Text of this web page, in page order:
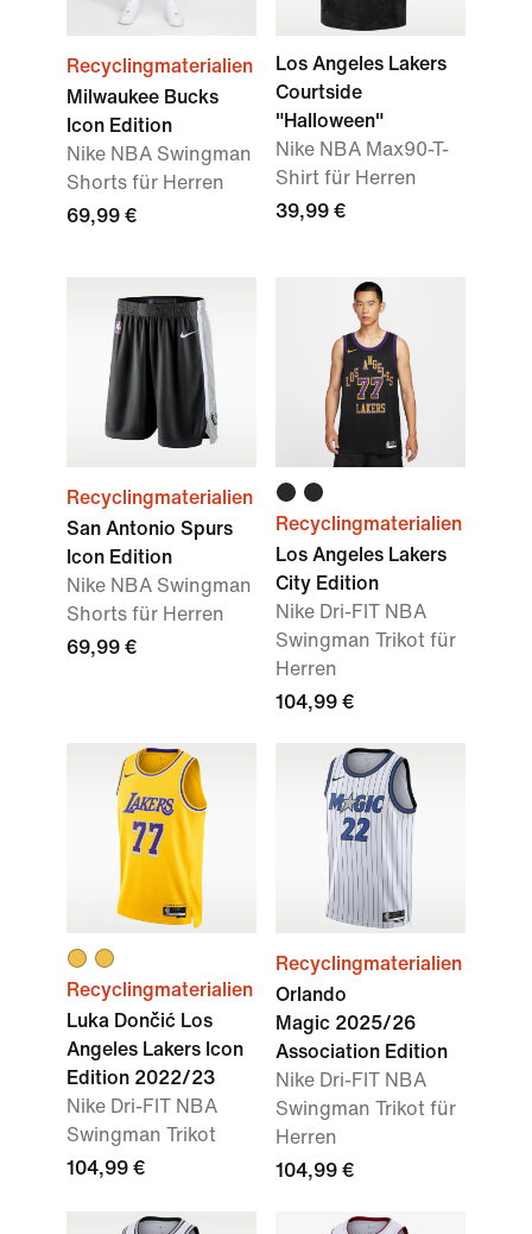
Recyclingmaterialien
Milwaukee Bucks
Icon Edition
Nike NBA Swingman
Shorts für Herren
69,99 €
Los Angeles Lakers
Courtside
"Halloween"
Nike NBA Max90-T-
Shirt für Herren
39,99 €
Recyclingmaterialien
San Antonio Spurs
Icon Edition
Nike NBA Swingman
Shorts für Herren
69,99 €
Recyclingmaterialien
Los Angeles Lakers
City Edition
Nike Dri-FIT NBA
Swingman Trikot für
Herren
104,99 €
Recyclingmaterialien
Luka Dončić Los
Angeles Lakers Icon
Edition 2022/23
Nike Dri-FIT NBA
Swingman Trikot
104,99 €
Recyclingmaterialien
Orlando
Magic 2025/26
Association Edition
Nike Dri-FIT NBA
Swingman Trikot für
Herren
104,99 €